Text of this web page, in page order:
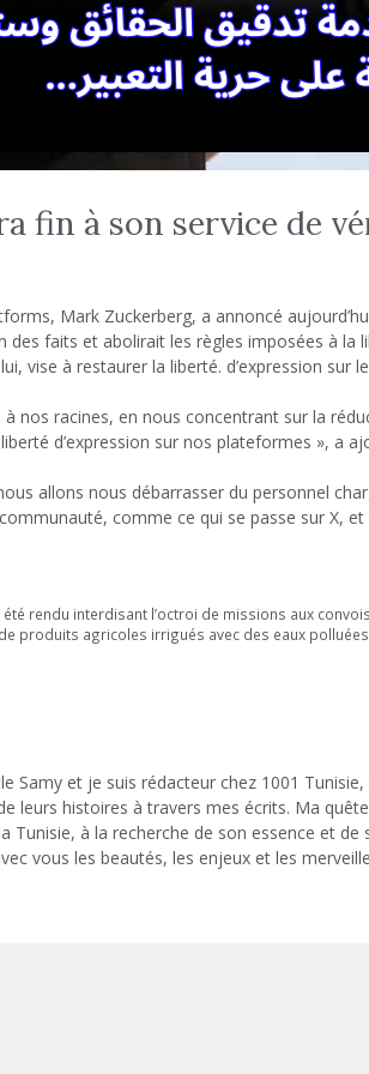
fin à son service de
Mark Zuckerberg, a annoncé
des faits et abolirait les règles imposées à la
vise à restaurer la liberté. d’expression sur
nos racines, en nous concentrant sur la
d’expression sur nos plateformes », a
allons nous débarrasser du personnel
comme ce qui se passe sur X,
rendu interdisant l’octroi de missions aux
produits agricoles irrigués avec des eaux polluées
Samy et je suis rédacteur chez 1001
leurs histoires à travers mes écrits. Ma
Tunisie, à la recherche de son essence et
vous les beautés, les enjeux et les